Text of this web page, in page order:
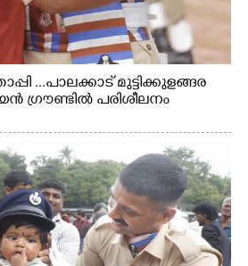
...പാലക്കാട് മുട്ടിക്കുളങ്ങര
ഗ്രൗണ്ടിൽ പരിശീലനം